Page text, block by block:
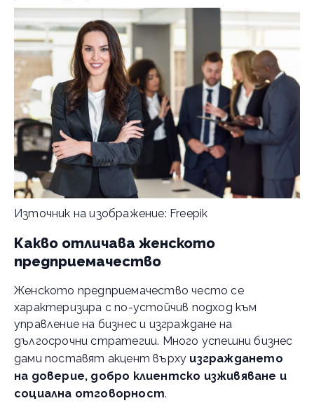
Източник на изображение: Freepik
Какво отличава женското
предприемачество
Женското предприемачество често се
характеризира с по-устойчив подход към
управление на бизнес и изграждане на
дългосрочни стратегии. Много успешни бизнес
дами поставят акцент върху изграждането
на доверие, добро клиентско изживяване и
социална отговорност.